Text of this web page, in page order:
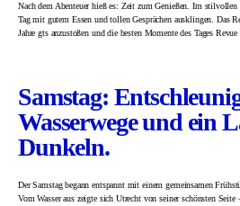
Nach dem Abenteuer hieß es: Zeit zum Genießen. Im
Tag mit gutem Essen und tollen Gesprächen ausklingen. Das
Jahre gts anzustoßen und die besten Momente des Tages Revue
Samstag:
Wasserwege und ein
Dunkeln.
Der Samstag begann entspannt mit einem gemeinsamen
Vom Wasser aus zeigte sich Utrecht von seiner schönsten